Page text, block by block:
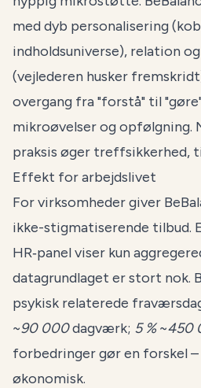
med dyb personalisering
indholdsuniverse), relation
(vejlederen husker
overgang fra "forstå" til
mikroøvelser og opfølgning.
praksis øger treffsikkerhed,
Effekt for arbejdslivet
For virksomheder giver
ikke-stigmatiserende tilbud.
HR‑panel viser kun
datagrundlaget er stort nok.
psykisk relaterede
~90 000dagværk; 5 %~450
forbedringer gør en forskel
økonomisk.